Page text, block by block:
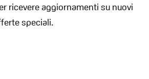
ricevere aggiornamenti su nuovi
speciali.